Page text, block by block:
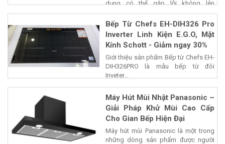
dụng có thể gặp lỗi không lên
nguồn,...
Bếp Từ Chefs EH-DIH326 Pro
Inverter Linh Kiện E.G.O, Mặt
Kính Schott - Giảm ngay 30%
Giới thiệu sản phẩm Bếp từ Chefs EH-
DIH326PRO là mẫu bếp từ đôi
Inveter...
Máy Hút Mùi Nhật Panasonic –
Giải Pháp Khử Mùi Cao Cấp
Cho Gian Bếp Hiện Đại
Máy hút mùi Panasonic là một trong
những dòng sản phẩm được người